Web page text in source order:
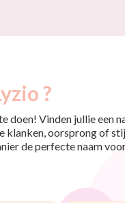
?
doen! Vinden jullie een
klanken, oorsprong of
de perfecte naam